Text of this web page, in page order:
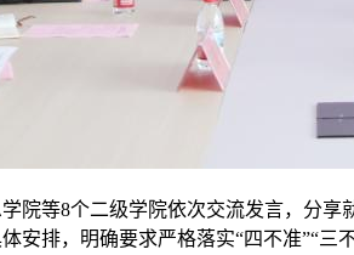
院等8个二级学院依次交流发言，分
安排，明确要求严格落实“四不准”“